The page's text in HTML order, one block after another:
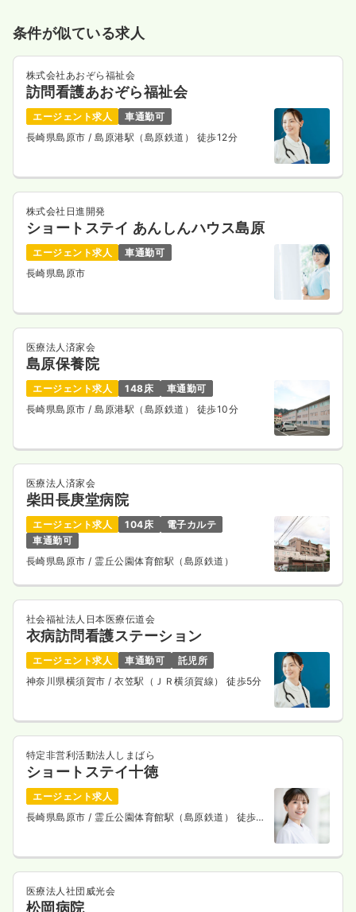
条件が似ている求人
株式会社あおぞら福祉会
訪問看護あおぞら福祉会
エージェント求人
車通勤可
長崎県島原市 / 島原港駅（島原鉄道） 徒歩12分
株式会社日進開発
ショートステイ あんしんハウス島原
エージェント求人
車通勤可
長崎県島原市
医療法人済家会
島原保養院
エージェント求人 148床
車通勤可
長崎県島原市 / 島原港駅（島原鉄道） 徒歩10分
医療法人済家会
柴田長庚堂病院
エージェント求人 104床
電子カルテ
車通勤可
長崎県島原市/ 霊丘公園体育館駅（島原鉄道）
社会福祉法人日本医療伝道会
衣病訪問看護ステーション
エージェント求人 車通勤可
託児所
神奈川県横須賀市 / 衣笠駅（ＪＲ横須賀線） 徒歩5分
特定非営利活動法人しまばら
ショートステイ十徳
エージェント求人
長崎県島原市 / 霊丘公園体育館駅（島原鉄道） 徒歩6
医療法人社団威光会
松岡病院